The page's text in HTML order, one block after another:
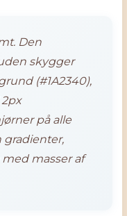
Den
skygger
(#1A2340),
på alle
gradienter,
masser af